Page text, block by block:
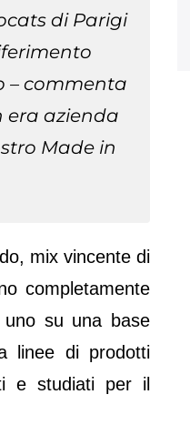
di Parigi
– commenta
era azienda
Made in
mix vincente di
completamente
su una base
linee di prodotti
e studiati per il